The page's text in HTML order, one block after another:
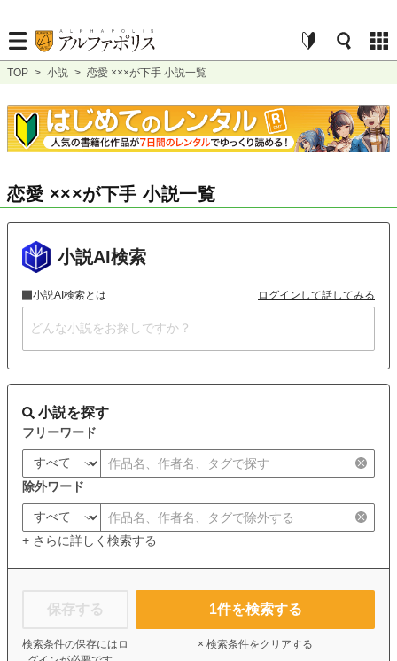
TOP > 小説 > 恋愛 ×××が下手 小説一覧
恋愛 ×××が下手 小説一覧
小説AI検索
小説AI検索とは ログインして話してみる
小説を探す
フリーワード
除外ワード
+ さらに詳しく検索する
保存する
検索条件の保存には ロ
1件を検索する
× 検索条件をクリアする